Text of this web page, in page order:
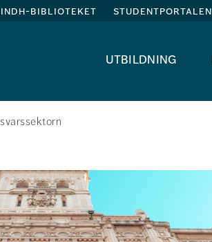
biblioteket studentportalen
utbildning